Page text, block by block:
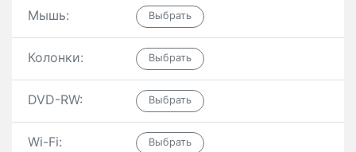
Мышь:
Колонки:
DVD-RW:
Wi-Fi: